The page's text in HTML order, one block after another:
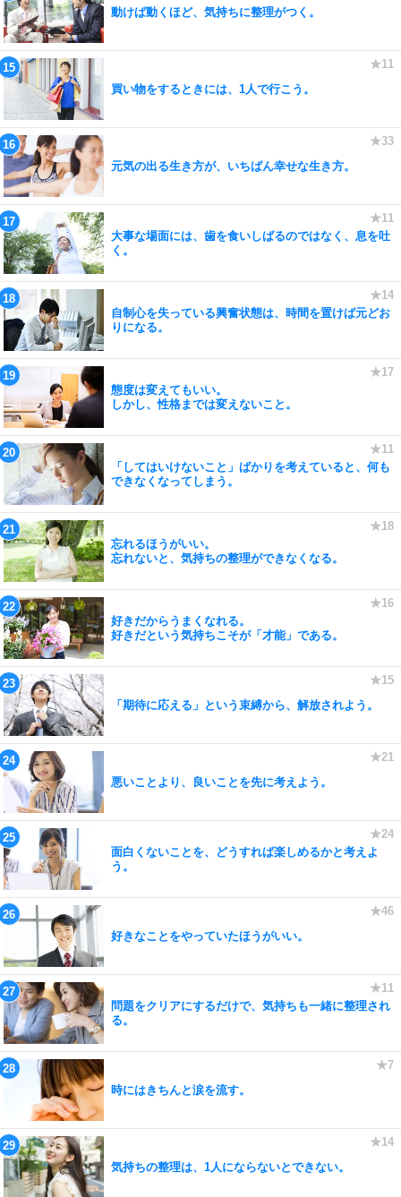
動けば動くほど、気持ちに整理がつく。
買い物をするときには、1人で行こう。
元気の出る生き方が、いちばん幸せな生き方。
大事な場面には、歯を食いしばるのではなく、息を吐
く。
自制心を失っている興奮状態は、時間を置けば元どお
りになる。
態度は変えてもいい。
しかし、性格までは変えないこと。
「してはいけないこと」ばかりを考えていると、何も
できなくなってしまう。
忘れるほうがいい。
忘れないと、気持ちの整理ができなくなる。
好きだからうまくなれる。
好きだという気持ちこそが「才能」である。
「期待に応える」という束縛から、解放されよう。
悪いことより、良いことを先に考えよう。
面白くないことを、どうすれば楽しめるかと考えよ
う。
好きなことをやっていたほうがいい。
問題をクリアにするだけで、気持ちも一緒に整理され
る。
時にはきちんと涙を流す。
気持ちの整理は、1人にならないとできない。